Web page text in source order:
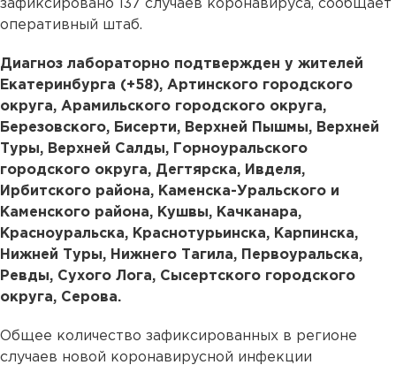
зафиксировано 137 случаев коронавируса, сообщает
оперативный штаб.
Диагноз лабораторно подтвержден у жителей
Екатеринбурга (+58), Артинского городского
округа, Арамильского городского округа,
Березовского, Бисерти, Верхней Пышмы, Верхней
Туры, Верхней Салды, Горноуральского
городского округа, Дегтярска, Ивделя,
Ирбитского района, Каменска-Уральского и
Каменского района, Кушвы, Качканара,
Красноуральска, Краснотурьинска, Карпинска,
Нижней Туры, Нижнего Тагила, Первоуральска,
Ревды, Сухого Лога, Сысертского городского
округа, Серова.
Общее количество зафиксированных в регионе
случаев новой коронавирусной инфекции